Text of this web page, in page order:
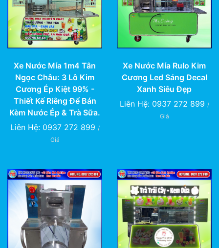
Xe Nước Mía 1m4 Tân
Ngọc Châu: 3 Lô Kim
Cương Ép Kiệt 99% -
Thiết Kế Riêng Để Bán
Kèm Nước Ép & Trà Sữa.
Liên Hệ: 0937 272 899 /
Giá
Xe Nước Mía Rulo Kim
Cương Led Sáng Decal
Xanh Siêu Đẹp
Liên Hệ: 0937 272 899 /
Giá